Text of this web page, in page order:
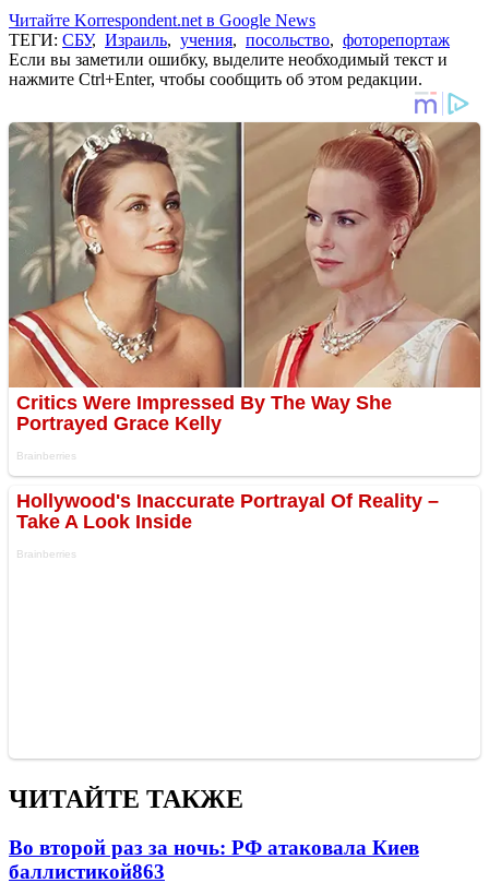
Читайте Korrespondent.net в Google News
ТЕГИ: СБУ, Израиль, учения, посольство, фоторепортаж
Если вы заметили ошибку, выделите необходимый текст и
нажмите Ctrl+Enter, чтобы сообщить об этом редакции.
ЧИТАЙТЕ ТАКЖЕ
Во второй раз за ночь: РФ атаковала Киев
баллистикой863